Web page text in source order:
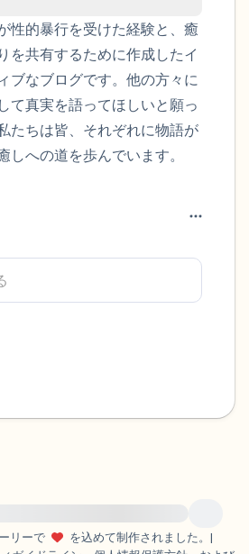
性的暴行を受けた経験と、癒
を共有するために作成したイ
ブなブログです。他の方々に
て真実を語ってほしいと願っ
たちは皆、それぞれに物語が
しへの道を歩んでいます。
リーで
を込めて制作されました。 |